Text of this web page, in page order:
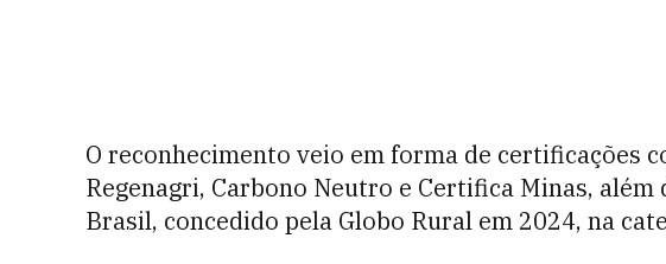
O reconhecimento veio em forma de certificações
Regenagri, Carbono Neutro e Certifica Minas,
Brasil, concedido pela Globo Rural em 2024, na